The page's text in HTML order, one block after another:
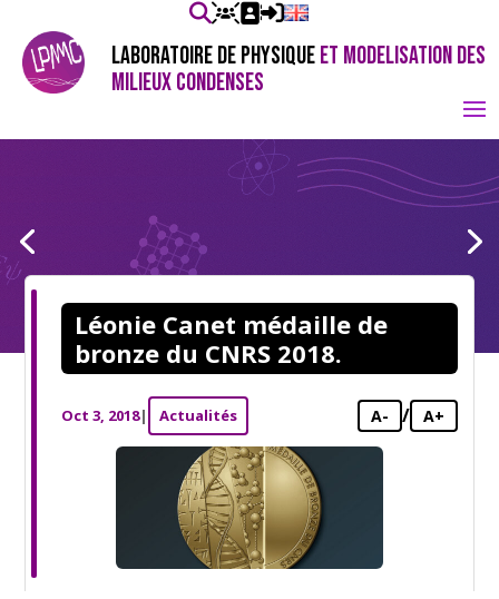
LABORATOIRE DE PHYSIQUEET MODELISATION DES
MILIEUX CONDENSES
Léonie Canet médaille de
bronze du CNRS 2018.
Oct 3, 2018| Actualités A- / A+